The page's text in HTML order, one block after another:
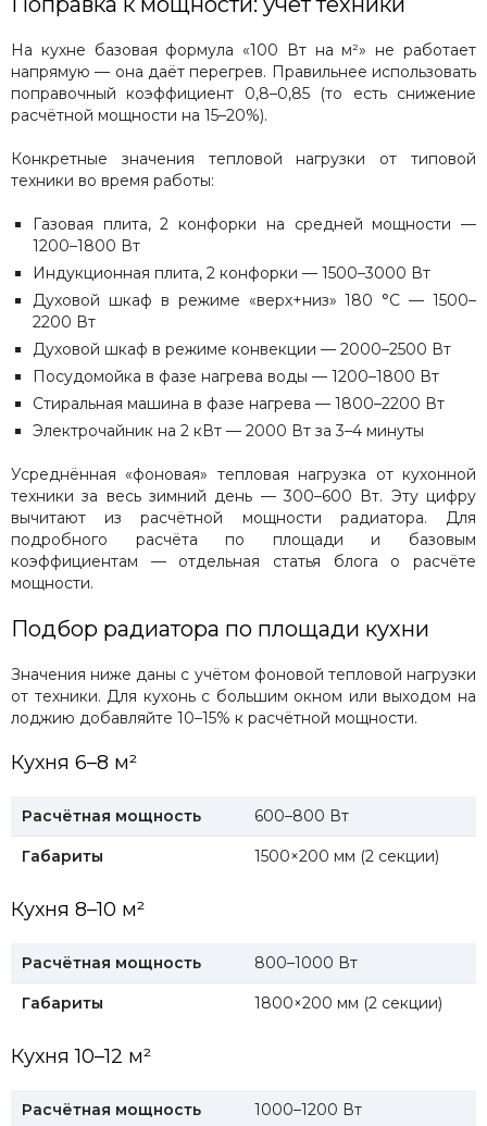
На кухне базовая формула «100 Вт на м²» не работает
напрямую — она даёт перегрев. Правильнее использовать
поправочный коэффициент 0,8–0,85 (то есть снижение
расчётной мощности на 15–20%).
Конкретные значения тепловой нагрузки от типовой
техники во время работы:
Газовая плита, 2 конфорки на средней мощности —
1200–1800 Вт
Индукционная плита, 2 конфорки — 1500–3000 Вт
Духовой шкаф в режиме «верх+низ» 180 °C — 1500–
2200 Вт
Духовой шкаф в режиме конвекции — 2000–2500 Вт
Посудомойка в фазе нагрева воды — 1200–1800 Вт
Стиральная машина в фазе нагрева — 1800–2200 Вт
Электрочайник на 2 кВт — 2000 Вт за 3–4 минуты
Усреднённая «фоновая» тепловая нагрузка от кухонной
техники за весь зимний день — 300–600 Вт. Эту цифру
вычитают из расчётной мощности радиатора. Для
подробного расчёта по площади и базовым
коэффициентам — отдельная статья блога о расчёте
мощности.
Подбор радиатора по площади кухни
Значения ниже даны с учётом фоновой тепловой нагрузки
от техники. Для кухонь с большим окном или выходом на
лоджию добавляйте 10–15% к расчётной мощности.
Кухня 6–8 м²
Расчётная мощность 600–800 Вт
Габариты 1500×200 мм (2 секции)
Кухня 8–10 м²
Расчётная мощность 800–1000 Вт
Габариты 1800×200 мм (2 секции)
Кухня 10–12 м²
Расчётная мощность 1000–1200 Вт